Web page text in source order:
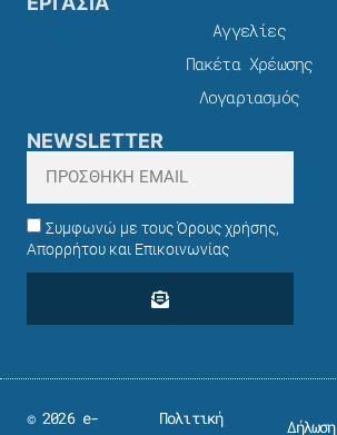
Αγγελίες
Πακέτα Χρέωσης​
Λογαριασμός
NEWSLETTER
Συμφωνώ με τους Όρους χρήσης,
Απορρήτου και Επικοινωνίας
© 2026 e-
Πολιτική
Δήλωση